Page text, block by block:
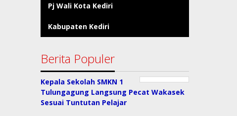
Pj Wali Kota Kediri
Kabupaten Kediri
Berita Populer
Kepala Sekolah SMKN 1
Tulungagung Langsung Pecat Wakasek
Sesuai Tuntutan Pelajar